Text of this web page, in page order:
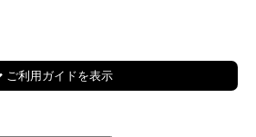
ご利用ガイドを表示